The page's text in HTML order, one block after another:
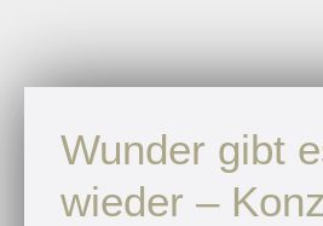
Wunder gibt
wieder –